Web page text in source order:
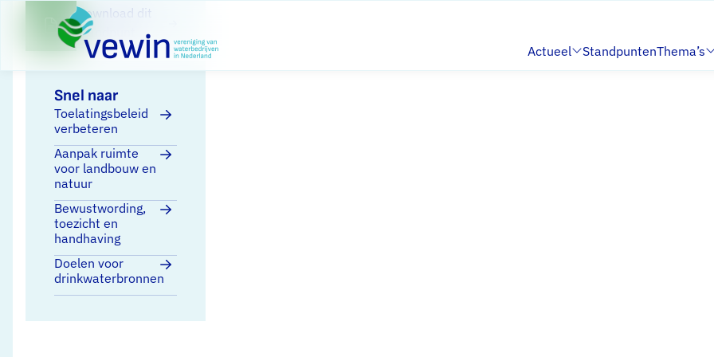
Direct naar contentTerug naar de startpagina
Submenu:
Actueel Standpunten
Submenu:
Thema’s
Download dit
standpunt
Snel naar
Toelatingsbeleid
verbeteren
Aanpak ruimte
voor landbouw en
natuur
Bewustwording,
toezicht en
handhaving
Doelen voor
drinkwaterbronnen